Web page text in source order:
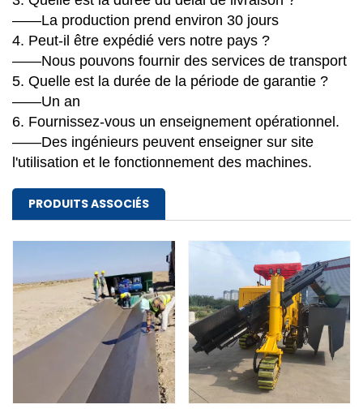
——La production prend environ 30 jours
4. Peut-il être expédié vers notre pays ?
——Nous pouvons fournir des services de transport
5. Quelle est la durée de la période de garantie ?
——Un an
6. Fournissez-vous un enseignement opérationnel.
——Des ingénieurs peuvent enseigner sur site
l'utilisation et le fonctionnement des machines.
PRODUITS ASSOCIÉS